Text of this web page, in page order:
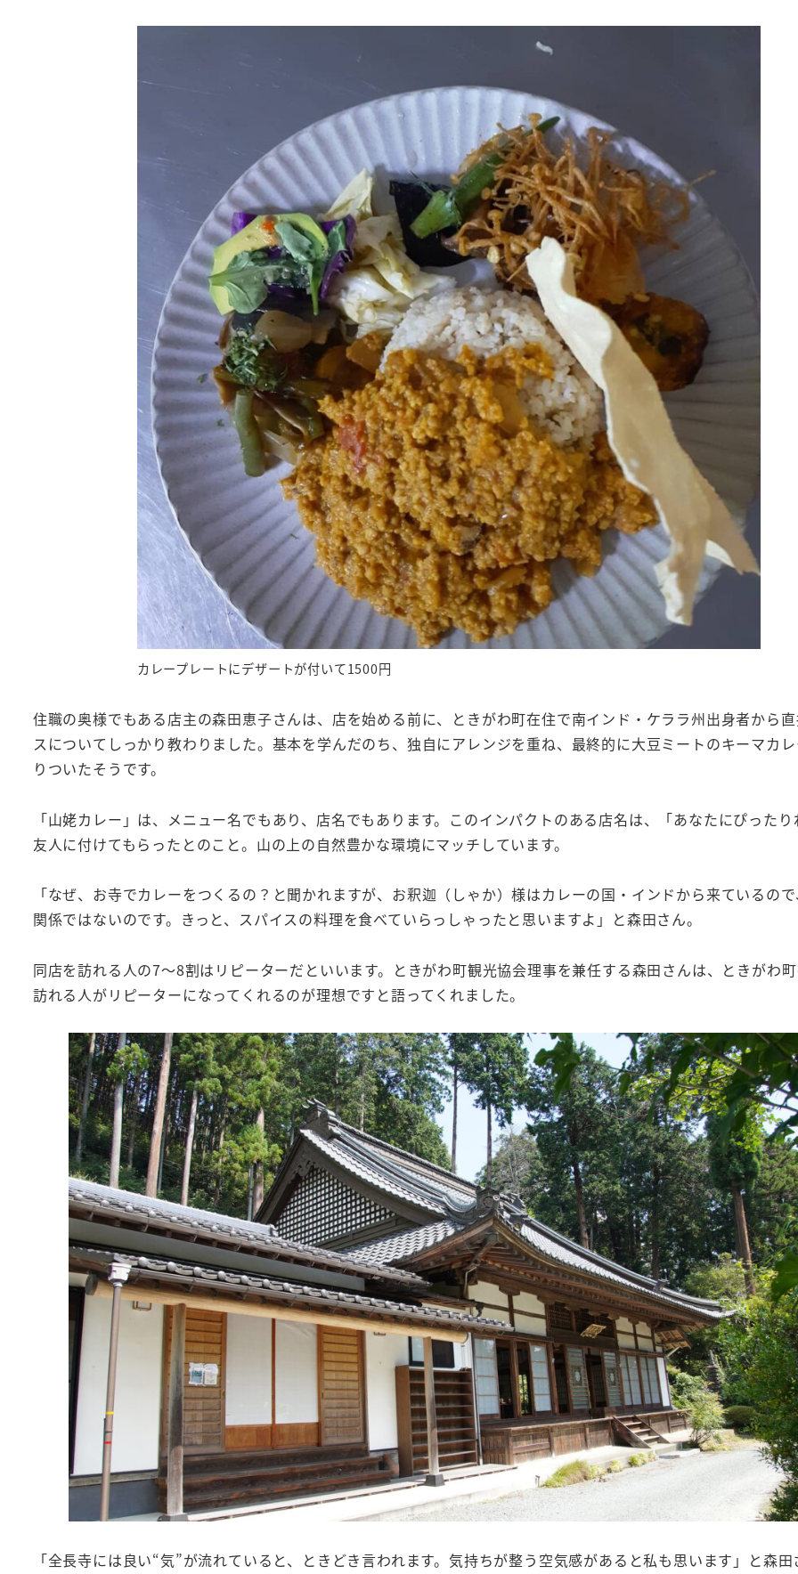
カレープレートにデザートが付いて1500円
住職の奥様でもある店主の森田恵子さんは、店を始める前に、ときがわ町在住で南インド・ケララ州出身者から
スについてしっかり教わりました。基本を学んだのち、独自にアレンジを重ね、最終的に大豆ミートのキーマカ
りついたそうです。
「山姥カレー」は、メニュー名でもあり、店名でもあります。このインパクトのある店名は、「あなたにぴった
友人に付けてもらったとのこと。山の上の自然豊かな環境にマッチしています。
「なぜ、お寺でカレーをつくるの？と聞かれますが、お釈迦（しゃか）様はカレーの国・インドから来ているの
関係ではないのです。きっと、スパイスの料理を食べていらっしゃったと思いますよ」と森田さん。
同店を訪れる人の7～8割はリピーターだといいます。ときがわ町観光協会理事を兼任する森田さんは、ときがわ
訪れる人がリピーターになってくれるのが理想ですと語ってくれました。
「全長寺には良い“気”が流れていると、ときどき言われます。気持ちが整う空気感があると私も思います」と森